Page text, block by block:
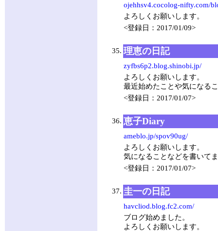
ojehhsv4.cocolog-nifty.com/
よろしくお願いします。
<登録日：2017/01/09>
35. 理恵の日記
zyfbs6p2.blog.shinobi.jp/
よろしくお願いします。
最近始めたことや気になる
<登録日：2017/01/07>
36. 恵子Diary
ameblo.jp/spov90ug/
よろしくお願いします。
気になることなどを書いて
<登録日：2017/01/07>
37. 圭一の日記
havcliod.blog.fc2.com/
ブログ始めました。
よろしくお願いします。